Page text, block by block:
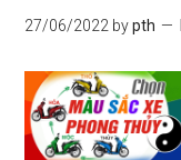
mệnh.hợp
nào
nhất
27/06/2022 bypth